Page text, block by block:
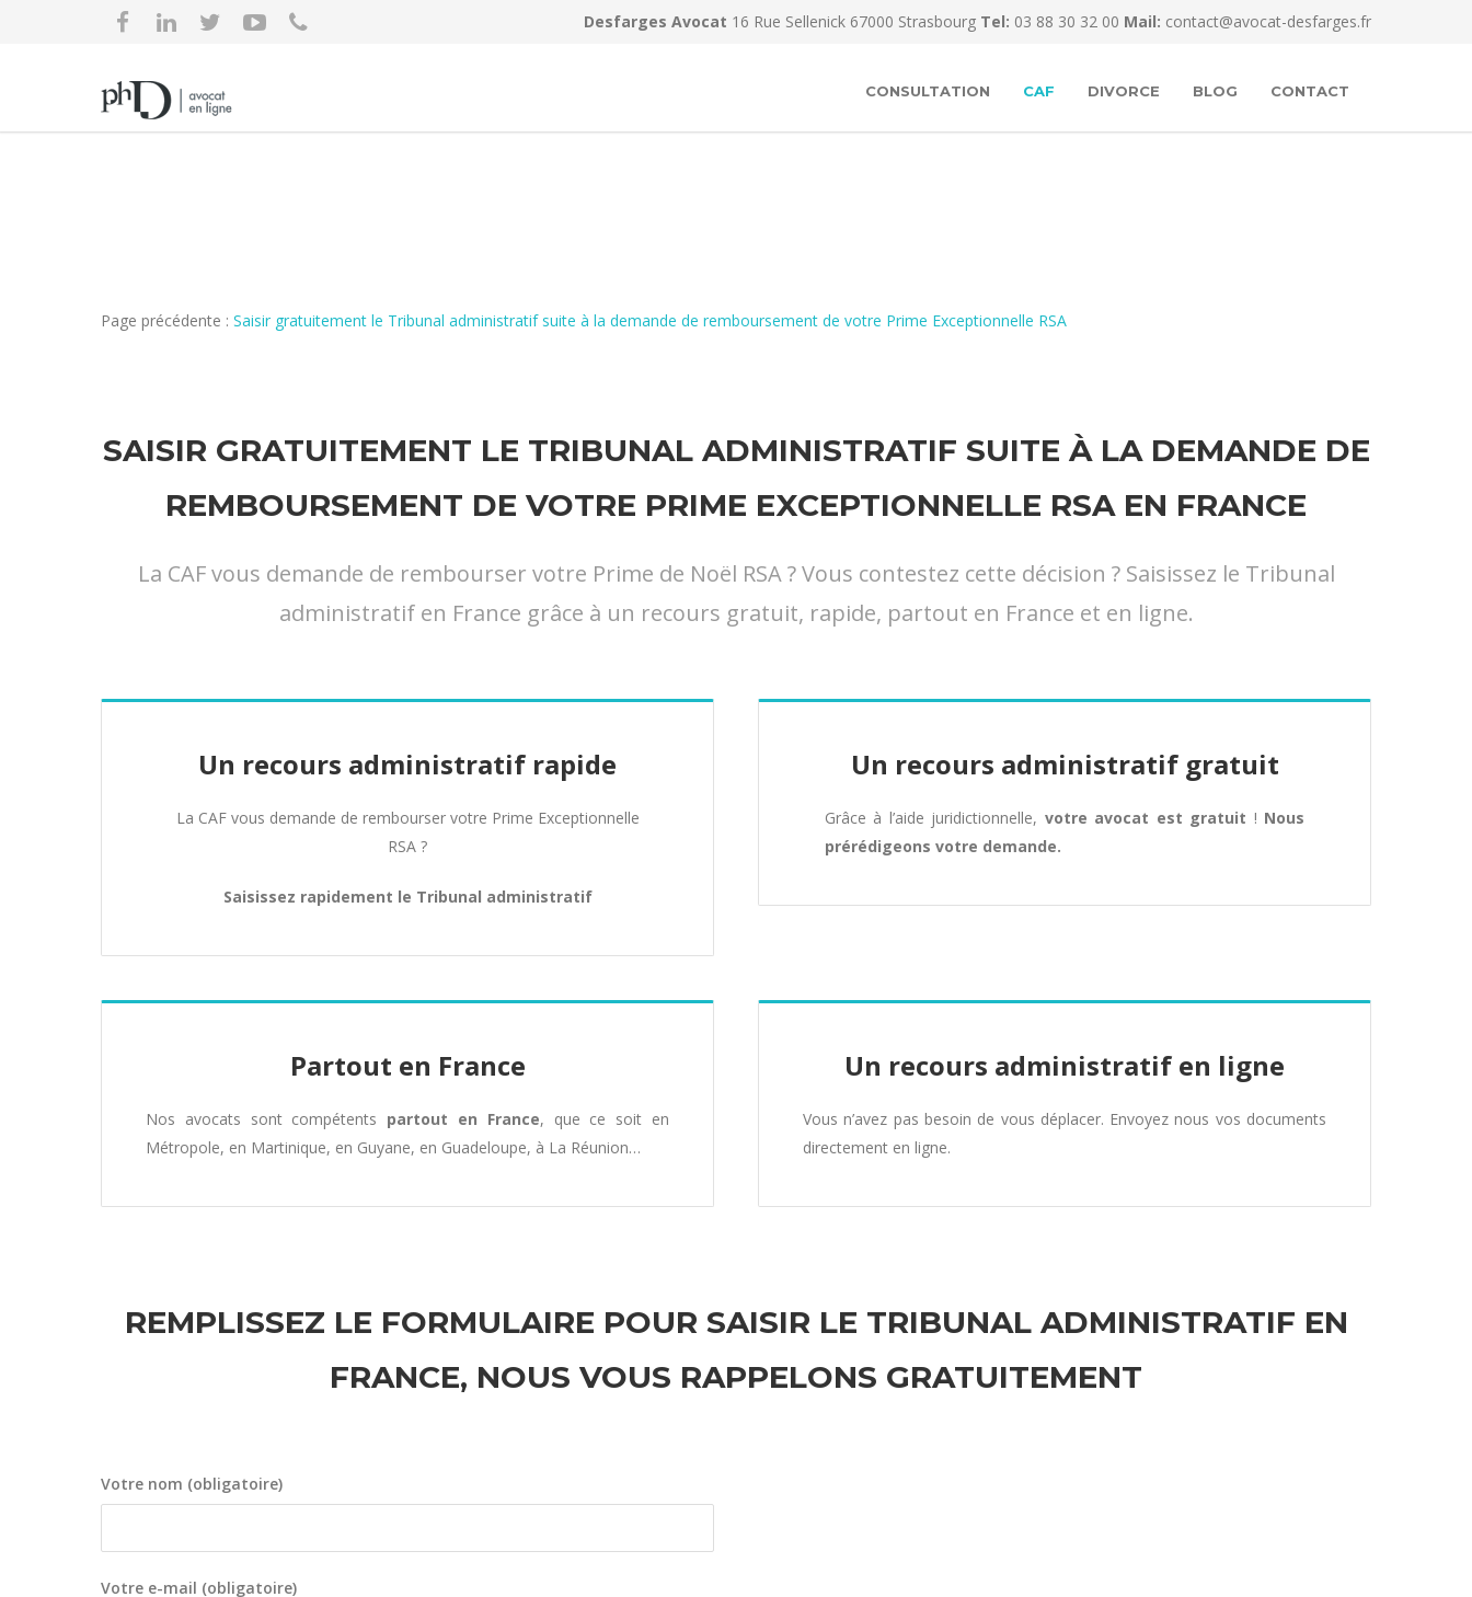
Desfarges Avocat 16 Rue Sellenick 67000 Strasbourg Tel: 03 88 30 32 00 Mail: contact@avocat-desfarges.fr
CONSULTATION CAF DIVORCE BLOG CONTACT
Page précédente : Saisir gratuitement le Tribunal administratif suite à la demande de remboursement de votre Prime Exceptionnelle RSA
SAISIR GRATUITEMENT LE TRIBUNAL ADMINISTRATIF SUITE À LA DEMANDE DE
REMBOURSEMENT DE VOTRE PRIME EXCEPTIONNELLE RSA EN FRANCE
La CAF vous demande de rembourser votre Prime de Noël RSA ? Vous contestez cette décision ? Saisissez le Tribunal
administratif en France grâce à un recours gratuit, rapide, partout en France et en ligne.
Un recours administratif rapide
La CAF vous demande de rembourser votre Prime Exceptionnelle
RSA ?
Saisissez rapidement le Tribunal administratif
Un recours administratif gratuit
Grâce à l’aide juridictionnelle, votre avocat est gratuit ! Nous
prérédigeons votre demande.
Partout en France
Nos avocats sont compétents partout en France, que ce soit en
Métropole, en Martinique, en Guyane, en Guadeloupe, à La Réunion…
Un recours administratif en ligne
Vous n’avez pas besoin de vous déplacer. Envoyez nous vos documents
directement en ligne.
REMPLISSEZ LE FORMULAIRE POUR SAISIR LE TRIBUNAL ADMINISTRATIF EN
FRANCE, NOUS VOUS RAPPELONS GRATUITEMENT
Votre nom (obligatoire)
Votre e-mail (obligatoire)